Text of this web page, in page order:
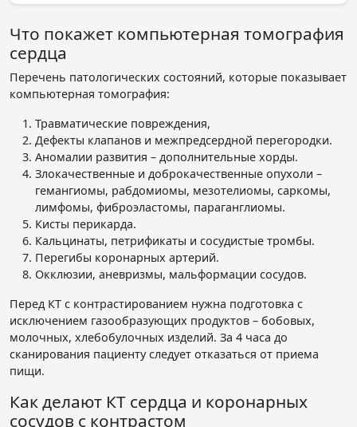
Что покажет компьютерная томография
сердца
Перечень патологических состояний, которые показывает
компьютерная томография:
Травматические повреждения,
Дефекты клапанов и межпредсердной перегородки.
Аномалии развития – дополнительные хорды.
Злокачественные и доброкачественные опухоли –
гемангиомы, рабдомиомы, мезотелиомы, саркомы,
лимфомы, фиброэластомы, параганглиомы.
Кисты перикарда.
Кальцинаты, петрификаты и сосудистые тромбы.
Перегибы коронарных артерий.
Окклюзии, аневризмы, мальформации сосудов.
Перед КТ с контрастированием нужна подготовка с
исключением газообразующих продуктов – бобовых,
молочных, хлебобулочных изделий. За 4 часа до
сканирования пациенту следует отказаться от приема
пищи.
Как делают КТ сердца и коронарных
сосудов с контрастом